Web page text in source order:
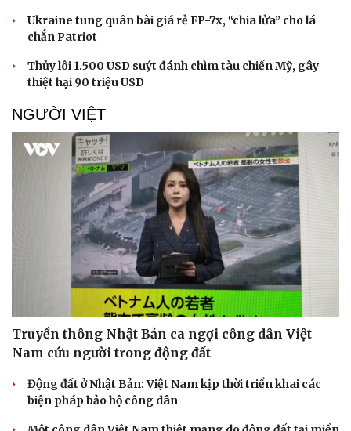
Ukraine tung quân bài giá rẻ FP-7x, “chia lửa” cho lá
chắn Patriot
Thủy lôi 1.500 USD suýt đánh chìm tàu chiến Mỹ, gây
thiệt hại 90 triệu USD
NGƯỜI VIỆT
Truyền thông Nhật Bản ca ngợi công dân Việt
Nam cứu người trong động đất
Động đất ở Nhật Bản: Việt Nam kịp thời triển khai các
biện pháp bảo hộ công dân